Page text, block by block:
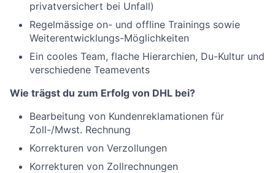
privatversichert bei Unfall)
Regelmässige on- und offline Trainings sowie
Weiterentwicklungs-Möglichkeiten
Ein cooles Team, flache Hierarchien, Du-Kultur und
verschiedene Teamevents
Wie trägst du zum Erfolg von DHL bei?
Bearbeitung von Kundenreklamationen für
Zoll-/Mwst. Rechnung
Korrekturen von Verzollungen
Korrekturen von Zollrechnungen